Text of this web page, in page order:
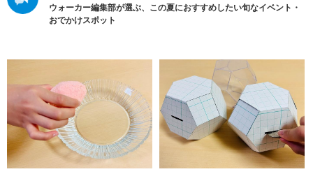
ウォーカー編集部が選ぶ、この夏におすすめしたい旬なイベント・
おでかけスポット